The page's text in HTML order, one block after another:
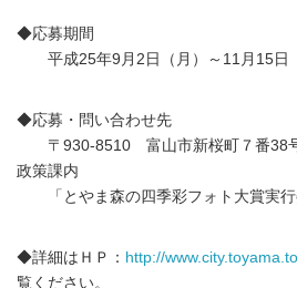
◆応募期間
平成25年9月2日（月）～11月15日
◆応募・問い合わせ先
〒930-8510 富山市新桜町７番38
政策課内
「とやま森の四季彩フォト大賞実行
◆詳細はＨＰ： http://
覧ください。